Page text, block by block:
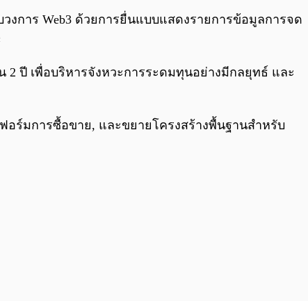
/0:00
งการ Web3 ด้วยการยื่นแบบแสดงรายการข้อมูลการจด
ปี เพื่อบริหารจังหวะการระดมทุนอย่างมีกลยุทธ์ และ
อร์มการซื้อขาย, และขยายโครงสร้างพื้นฐานสำหรับ